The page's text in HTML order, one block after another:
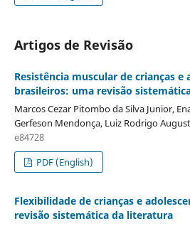
Artigos de Revisão
Resistência muscular de crianças e
brasileiros: uma revisão
Marcos Cezar Pitombo da Silva Junior,
Gerfeson Mendonça, Luiz Rodrigo
e84728
PDF (English)
Flexibilidade de crianças e
revisão sistemática da literatura